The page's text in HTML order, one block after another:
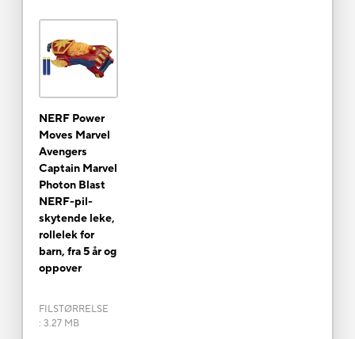
NERF Power
Moves Marvel
Avengers
Captain Marvel
Photon Blast
NERF-pil-
skytende leke,
rollelek for
barn, fra 5 år og
oppover
FILSTØRRELSE
: 3.27 MB